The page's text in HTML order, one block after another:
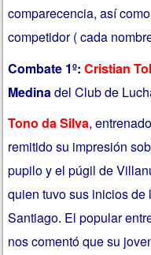
comparecencia, así
competidor ( cada
Combate 1º:Cristian
Medinadel Club de
Tono da Silva,
remitido su impresión
pupilo y el púgil de
quien tuvo sus inicios
Santiago. El popular
nos comentó que su